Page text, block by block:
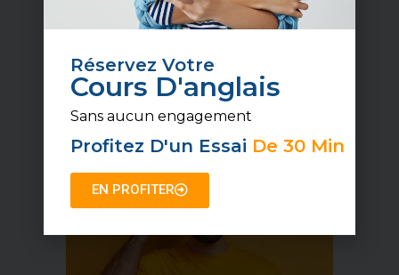
En revanche, s’il s’agitd’une date,
utilisera« since »: I am learning
Englishsince2012 (ou « since I am
a teen » par exemple).
Réservez Votre
Cours D'anglais
Sans aucun engagement
Profitez D'un Essai De 30 Min
EN PROFITER